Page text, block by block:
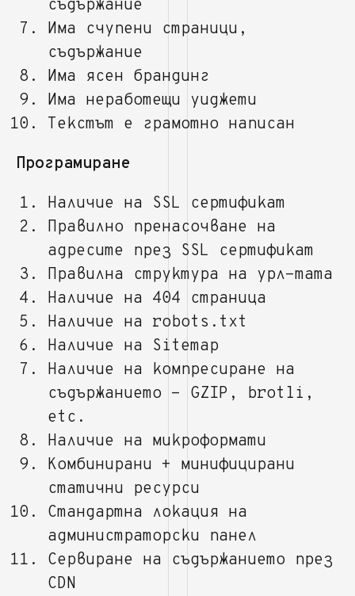
съдържание
Има счупени страници,
съдържание
Има ясен брандинг
Има неработещи уиджети
Текстът е грамотно написан
Програмиране
Наличие на SSL сертификат
Правилно пренасочване на
адресите през SSL сертификат
Правилна структура на урл-тата
Наличие на 404 страница
Наличие на robots.txt
Наличие на Sitemap
Наличие на компресиране на
съдържанието - GZIP, brotli,
etc.
Наличие на микроформати
Комбинирани + минифицирани
статични ресурси
Стандартна локация на
администраторски панел
Сервиране на съдържанието през
CDN